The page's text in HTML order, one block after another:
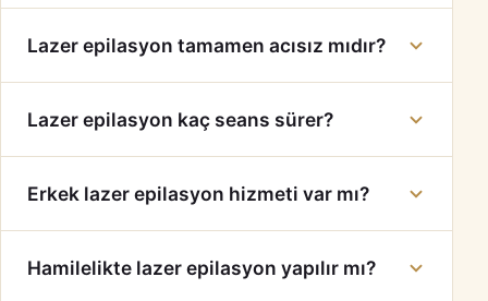
Lazer epilasyon tamamen acısız mıdır?
Lazer epilasyon kaç seans sürer?
Erkek lazer epilasyon hizmeti var mı?
Hamilelikte lazer epilasyon yapılır mı?